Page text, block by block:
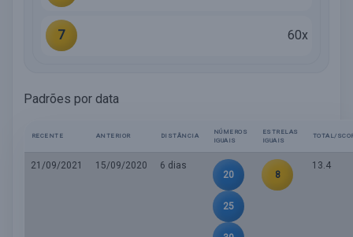
7 60x
Padrões por data
RECENTE ANTERIOR DISTÂNCIA
NÚMEROS
IGUAIS
ESTRELAS
IGUAIS
TOTAL/
21/09/2021 15/09/2020
6 dias
20
25
8
13.4